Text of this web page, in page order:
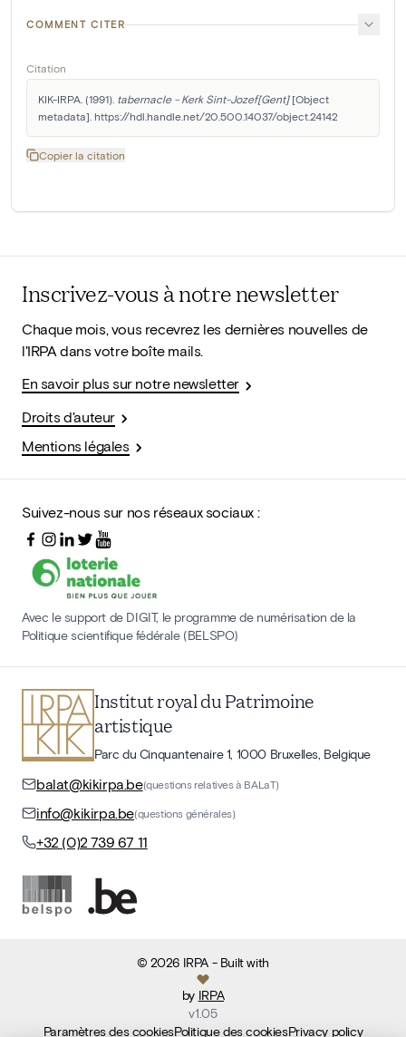
COMMENT CITER
Citation
KIK-IRPA. (1991). tabernacle - Kerk Sint-Jozef[Gent] [Object
metadata]. https://hdl.handle.net/20.500.14037/object.24142
Copier la citation
Inscrivez-vous à notre newsletter
Chaque mois, vous recevrez les dernières nouvelles de
l'IRPA dans votre boîte mails.
En savoir plus sur notre newsletter
Droits d'auteur
Mentions légales
Suivez-nous sur nos réseaux sociaux :
Avec le support de DIGIT, le programme de numérisation de la
Politique scientifique fédérale (BELSPO)
Institut royal du Patrimoine
artistique
Parc du Cinquantenaire 1, 1000 Bruxelles, Belgique
balat@kikirpa.be(questions relatives à BALaT)
info@kikirpa.be(questions générales)
+32 (0)2 739 67 11
©2026 IRPA- Built with
by IRPA
v1.05
Paramètres des cookiesPolitique des cookiesPrivacy policy